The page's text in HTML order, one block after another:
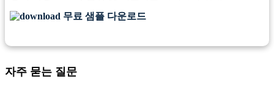
무료 샘플 다운로드
자주 묻는 질문